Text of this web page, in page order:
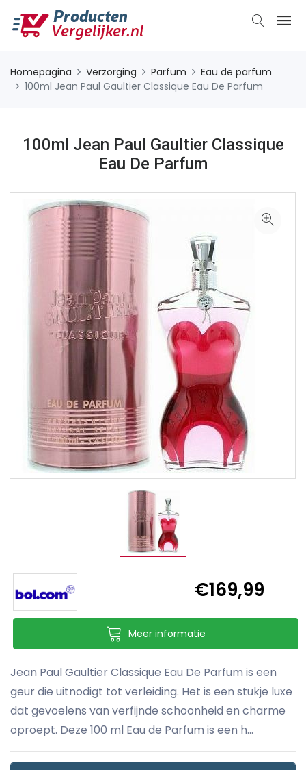
Homepagina Verzorging Parfum
Eau de parfum
100ml Jean Paul Gaultier Classique Eau De Parfum
100ml Jean Paul Gaultier Classique
Eau De Parfum
€169,99
Meer informatie
Jean Paul Gaultier Classique Eau De Parfum is een
geur die uitnodigt tot verleiding. Het is een stukje luxe
dat gevoelens van verfijnde schoonheid en charme
oproept. Deze 100 ml Eau de Parfum is een h...